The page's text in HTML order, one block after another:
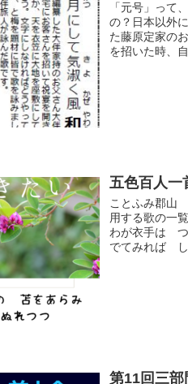
「元号」って
の？日本以外
た藤原定家の
を招いた時、
五色百人一
ことふみ郡山
用する歌の一
わが衣手は
でてみれば し
第11回三